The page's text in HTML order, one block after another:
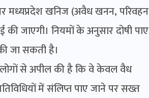
मध्यप्रदेश खनिज (अवैध खनन, परिवहन
जाएगी। नियमों के अनुसार दोषी पाए
जा सकती है।
से अपील की है कि वे केवल वैध
में संलिप्त पाए जाने पर सख्त